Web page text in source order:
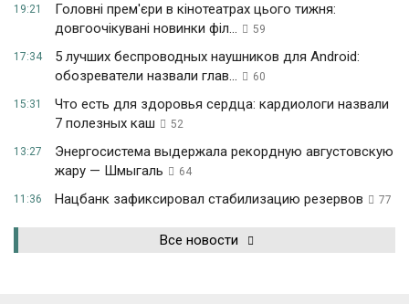
19:21
Головні прем'єри в кінотеатрах цього тижня:
довгоочікувані новинки філ...
59
17:34
5 лучших беспроводных наушников для Android:
обозреватели назвали глав...
60
15:31
Что есть для здоровья сердца: кардиологи назвали
7 полезных каш
52
13:27
Энергосистема выдержала рекордную августовскую
жару — Шмыгаль
64
11:36 Нацбанк зафиксировал стабилизацию резервов 77
Все новости